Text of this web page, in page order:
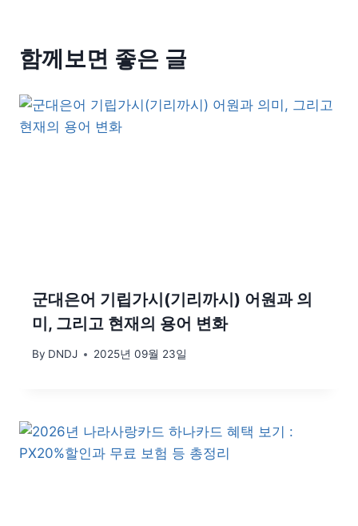
함께보면 좋은 글
군대은어 기립가시(기리까시) 어원과 의
미, 그리고 현재의 용어 변화
By DNDJ 2025년 09월 23일